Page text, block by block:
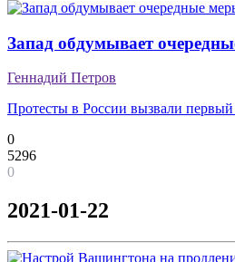
Запад обдумывает
Геннадий Петров
Протесты в России вызвали
0
5296
0
2021-01-22